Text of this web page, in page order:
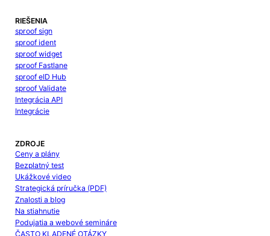
RIEŠENIA
sproof sign
sproof ident
sproof widget
sproof Fastlane
sproof eID Hub
sproof Validate
Integrácia API
Integrácie
ZDROJE
Ceny a plány
Bezplatný test
Ukážkové video
Strategická príručka (PDF)
Znalosti a blog
Na stiahnutie
Podujatia a webové semináre
ČASTO KLADENÉ OTÁZKY